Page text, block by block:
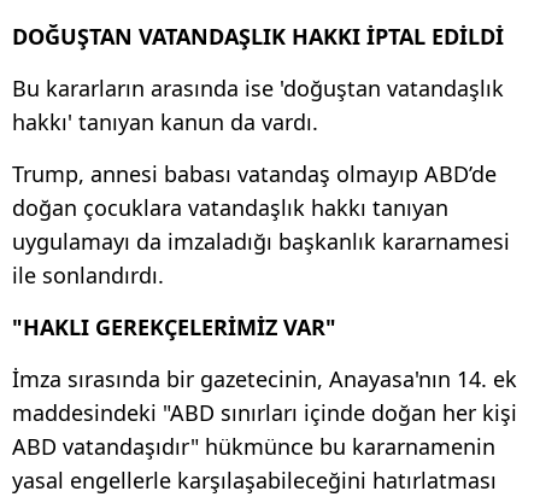
DOĞUŞTAN VATANDAŞLIK HAKKI İPTAL EDİLDİ
Bu kararların arasında ise 'doğuştan vatandaşlık
hakkı' tanıyan kanun da vardı.
Trump, annesi babası vatandaş olmayıp ABD’de
doğan çocuklara vatandaşlık hakkı tanıyan
uygulamayı da imzaladığı başkanlık kararnamesi
ile sonlandırdı.
"HAKLI GEREKÇELERİMİZ VAR"
İmza sırasında bir gazetecinin, Anayasa'nın 14. ek
maddesindeki "ABD sınırları içinde doğan her kişi
ABD vatandaşıdır" hükmünce bu kararnamenin
yasal engellerle karşılaşabileceğini hatırlatması